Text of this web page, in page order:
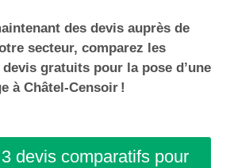
des devis auprès de
secteur, comparez les
gratuits pour la pose d’une
à Châtel-Censoir !
devis comparatifs pour